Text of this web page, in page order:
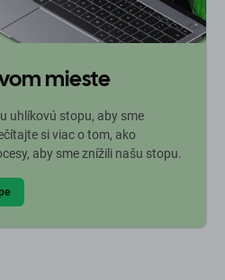
mieste
uhlíkovú stopu, aby sme
si viac o tom, ako
aby sme znížili našu stopu.